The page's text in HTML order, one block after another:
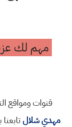
مهم لك
قنوات ومواقع
مهدي شلال